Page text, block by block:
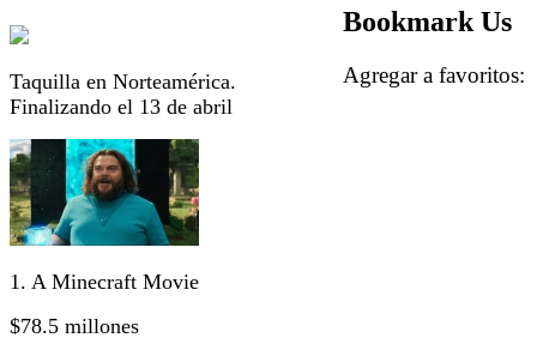
Taquilla en Norteamérica.
Finalizando el 13 de abril
1. A Minecraft Movie
$78.5 millones
Bookmark Us
Agregar a